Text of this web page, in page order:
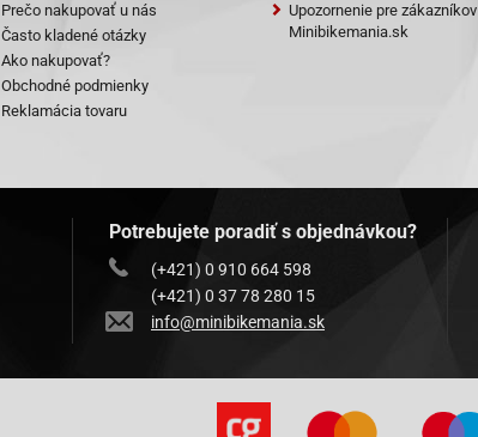
Prečo nakupovať u nás
Často kladené otázky
Ako nakupovať?
Obchodné podmienky
Reklamácia tovaru
Upozornenie pre zákazníkov
Minibikemania.sk
Potrebujete poradiť s objednávkou?
(+421) 0 910 664 598
(+421) 0 37 78 280 15
info@minibikemania.sk